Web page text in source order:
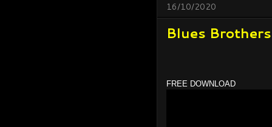
16/10/2020
Blues
FREE DOWNLOAD